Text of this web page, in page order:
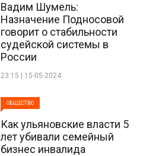
Вадим Шумель:
Назначение Подносовой
говорит о стабильности
судейской системы в
России
23:15 | 15-05-2024
ОБЩЕСТВО
Как ульяновские власти 5
лет убивали семейный
бизнес инвалида